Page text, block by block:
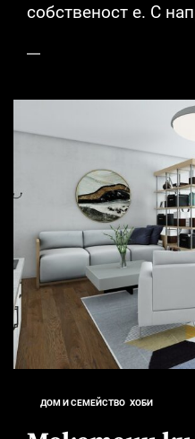
собственост е. С
ДОМ И СЕМЕЙСТВО ХОБИ